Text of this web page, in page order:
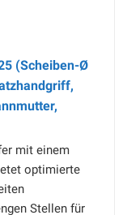
(Scheiben-Ø
mit einem
optimierte
Stellen für